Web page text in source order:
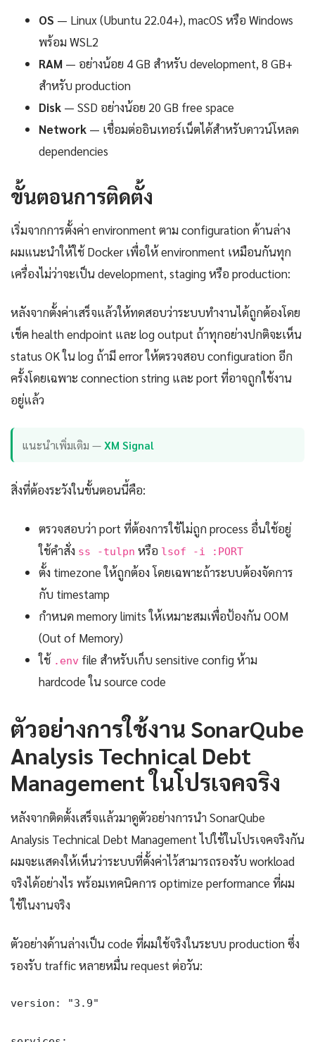
OS — Linux (Ubuntu 22.04+), macOS หรือ Windows
พร้อม WSL2
RAM — อย่างน้อย 4 GB สำหรับ development, 8 GB+
สำหรับ production
Disk — SSD อย่างน้อย 20 GB free space
Network — เชื่อมต่ออินเทอร์เน็ตได้สำหรับดาวน์โหลด
dependencies
ขั้นตอนการติดตั้ง
เริ่มจากการตั้งค่า environment ตาม configuration ด้านล่าง
ผมแนะนำให้ใช้ Docker เพื่อให้ environment เหมือนกันทุก
เครื่องไม่ว่าจะเป็น development, staging หรือ production:
หลังจากตั้งค่าเสร็จแล้วให้ทดสอบว่าระบบทำงานได้ถูกต้องโดย
เช็ค health endpoint และ log output ถ้าทุกอย่างปกติจะเห็น
status OK ใน log ถ้ามี error ให้ตรวจสอบ configuration อีก
ครั้งโดยเฉพาะ connection string และ port ที่อาจถูกใช้งาน
อยู่แล้ว
แนะนำเพิ่มเติม —XM Signal
สิ่งที่ต้องระวังในขั้นตอนนี้คือ:
ตรวจสอบว่า port ที่ต้องการใช้ไม่ถูก process อื่นใช้อยู่
ใช้คำสั่ง ss -tulpn หรือ lsof -i :PORT
ตั้ง timezone ให้ถูกต้อง โดยเฉพาะถ้าระบบต้องจัดการ
กับ timestamp
กำหนด memory limits ให้เหมาะสมเพื่อป้องกัน OOM
(Out of Memory)
ใช้ .env file สำหรับเก็บ sensitive config ห้าม
hardcode ใน source code
ตัวอย่างการใช้งาน SonarQube
Analysis Technical Debt
Management ในโปรเจคจริง
หลังจากติดตั้งเสร็จแล้วมาดูตัวอย่างการนำ SonarQube
Analysis Technical Debt Management ไปใช้ในโปรเจคจริงกัน
ผมจะแสดงให้เห็นว่าระบบที่ตั้งค่าไว้สามารถรองรับ workload
จริงได้อย่างไร พร้อมเทคนิคการ optimize performance ที่ผม
ใช้ในงานจริง
ตัวอย่างด้านล่างเป็น code ที่ผมใช้จริงในระบบ production ซึ่ง
รองรับ traffic หลายหมื่น request ต่อวัน:
version: "3.9"